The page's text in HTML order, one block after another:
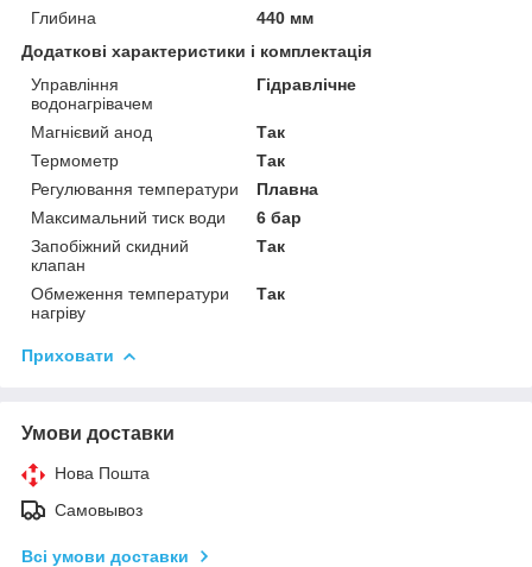
Глибина
440 мм
Додаткові характеристики і комплектація
Управління
водонагрівачем
Гідравлічне
Магнієвий анод
Так
Термометр
Так
Регулювання температури
Плавна
Максимальний тиск води
6 бар
Запобіжний скидний
клапан
Так
Обмеження температури
нагріву
Так
Приховати
Умови доставки
Нова Пошта
Самовывоз
Всі умови доставки